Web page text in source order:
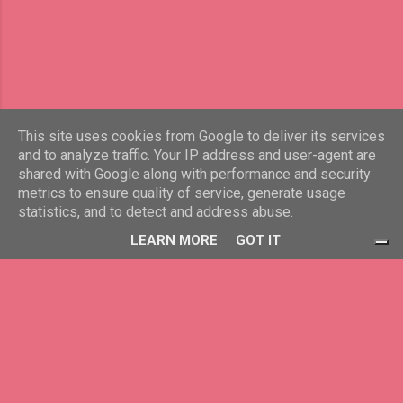
сбъдва, казваше майка й, особено ако е
видян рано сутрин. Шарлийн излезе да се
разходи край морето, но движението на
най-разнообразни транспортни средства
беше в своя пик. Жената тръгна пеша с
бавни крачки към шума на морските
вълни. По пътя слушаше музика. Реши да
изпие една чаша кафе, все пак рано
Предоставено от Blogger
This site uses cookies from Google to deliver its services
and to analyze traffic. Your IP address and user-agent are
shared with Google along with performance and security
metrics to ensure quality of service, generate usage
statistics, and to detect and address abuse.
LEARN MORE GOT IT